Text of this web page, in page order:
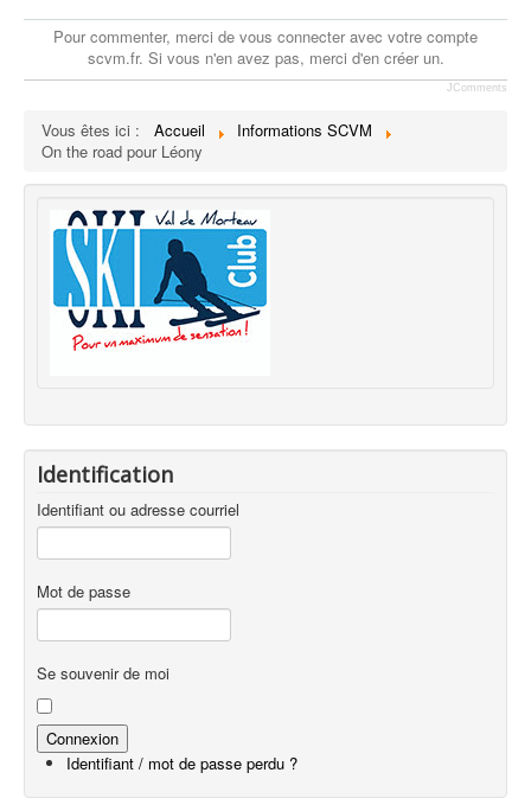
Pour commenter, merci de vous connecter avec votre compte
scvm.fr. Si vous n'en avez pas, merci d'en créer un.
JComments
Vous êtes ici : Accueil
Informations SCVM
On the road pour Léony
Identification
Identifiant ou adresse courriel
Mot de passe
Se souvenir de moi
Identifiant / mot de passe perdu ?